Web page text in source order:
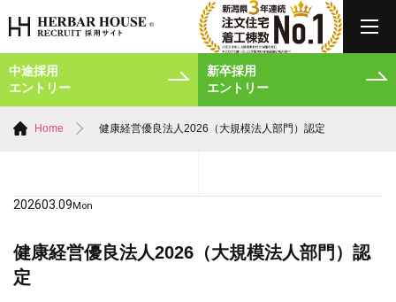
中途採用
エントリー
新卒採用
エントリー
Home 健康経営優良法人2026（大規模法人部門）認定
202603.09Mon
健康経営優良法人2026（大規模法人部門）認
定